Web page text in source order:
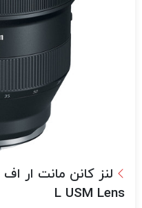
L USM Lens